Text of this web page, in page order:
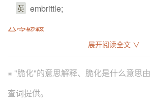
英 embrittle;
分字解释
展开阅读全文 ∨
※ "脆化"的意思解释、脆化是什么意思由
查词提供。